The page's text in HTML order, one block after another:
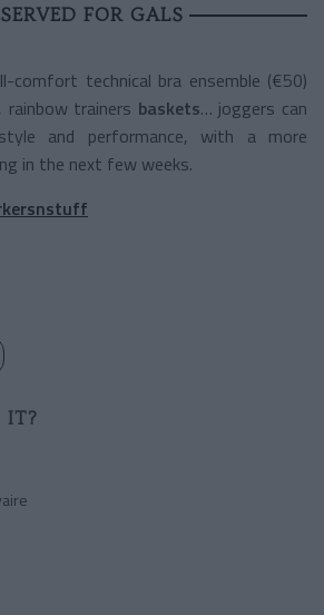
FOR GALS
comfort technical bra ensemble (€50)
rainbow trainers baskets… joggers can
and performance, with a more
in the next few weeks.
IT?